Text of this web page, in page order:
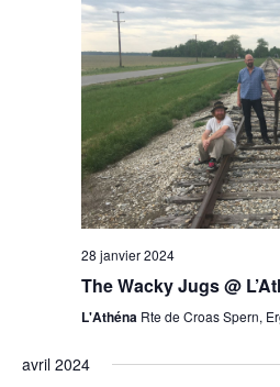
28 janvier 2024
The Wacky Jugs @
L'Athéna Rte de Croas Spern,
avril 2024